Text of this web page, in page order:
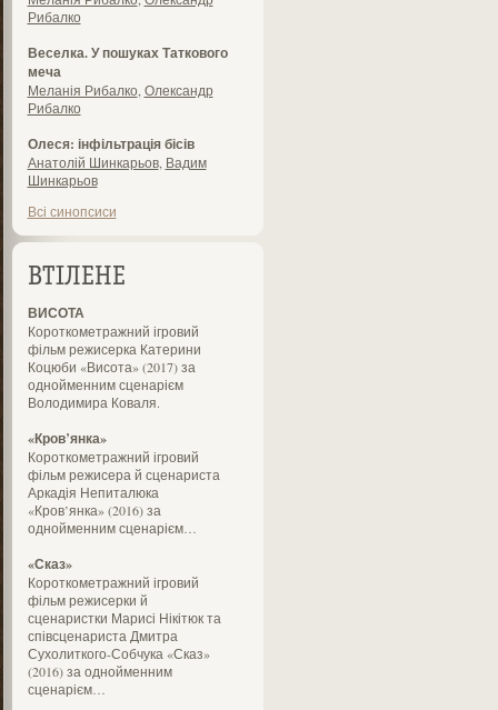
Рибалко
Веселка. У пошуках Таткового
меча
Меланія Рибалко Олександр
Рибалко
Олеся: інфільтрація бісів
Анатолій Шинкарьов, Вадим
Шинкарьов
Всі синопсиси
ВТІЛЕНЕ
ВИСОТА
Короткометражний ігровий
фільм режисерка Катерини
Коцюби «Висота» (2017) за
однойменним сценарієм
Володимира Коваля.
«Кров’янка»
Короткометражний ігровий
фільм режисера й сценариста
Аркадія Непиталюка
«Кров’янка» (2016) за
однойменним сценарієм…
«Сказ»
Короткометражний ігровий
фільм режисерки й
сценаристки Марисі Нікітюк та
співсценариста Дмитра
Сухолиткого-Собчука «Сказ»
(2016) за однойменним
сценарієм…